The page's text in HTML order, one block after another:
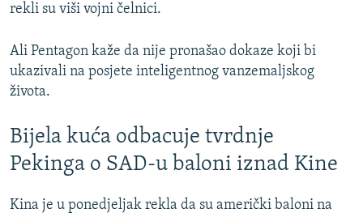
rekli su viši vojni čelnici.
Ali Pentagon kaže da nije pronašao dokaze koji bi
ukazivali na posjete inteligentnog vanzemaljskog
života.
Bijela kuća odbacuje tvrdnje
Pekinga o SAD-u baloni iznad Kine
Kina je u ponedjeljak rekla da su američki baloni na